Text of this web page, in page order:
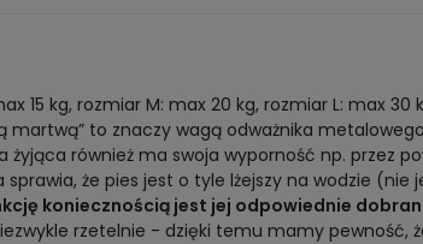
kg, rozmiar M: max 20 kg, rozmiar L: max 30
martwą” to znaczy wagą odważnika
również ma swoja wyporność np. przez
że pies jest o tyle lżejszy na wodzie
koniecznością jest jej odpowiednie
rzetelnie - dzięki temu mamy pewność,